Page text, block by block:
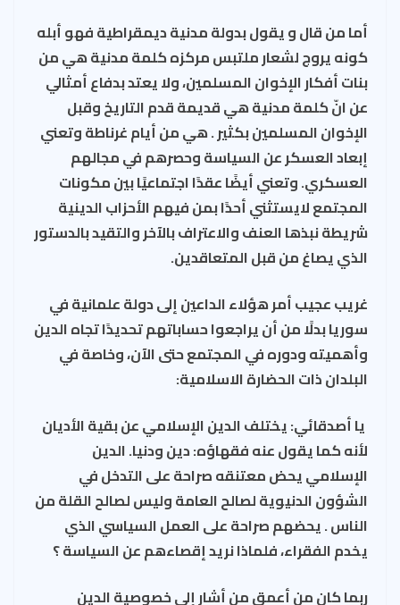
أما من قال و يقول بدولة مدنية ديمقراطية فهو أبله
كونه يروج لشعار ملتبس مركزه كلمة مدنية هي من
بنات أفكار الإخوان المسلمين، ولا يعتد بدفاع أمثالي
عن انّ كلمة مدنية هي قديمة قدم التاريخ وقبل
الإخوان المسلمين بكثير . هي من أيام غرناطة وتعني
إبعاد العسكر عن السياسة وحصرهم في مجالهم
العسكري. وتعني أيضًا عقدًا اجتماعيًا بين مكونات
المجتمع لايستثني أحدًا بمن فيهم الأحزاب الدينية
شريطة نبذها العنف والاعتراف بالآخر والتقيد بالدستور
الذي يصاغ من قبل المتعاقدين.
غريب عجيب أمر هؤلاء الداعين إلى دولة علمانية في
سوريا بدلًا من أن يراجعوا حساباتهم تحديدًا تجاه الدين
وأهميته ودوره في المجتمع حتى الآن، وخاصة في
البلدان ذات الحضارة الاسلامية:
يا أصدقائي: يختلف الدين الإسلامي عن بقية الأديان
لأنه كما يقول عنه فقهاؤه: دين ودنيا. الدين
الإسلامي يحض معتنقه صراحة على التدخل في
الشؤون الدنيوية لصالح العامة وليس لصالح القلة من
الناس . يحضهم صراحة على العمل السياسي الذي
يخدم الفقراء، فلماذا نريد إقصاءهم عن السياسة ؟
ربما كان من أعمق من أشار إلى خصوصية الدين